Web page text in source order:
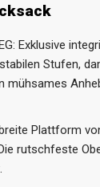
Exklusive
Stufen,
mühsames
breite Plattform
rutschfeste